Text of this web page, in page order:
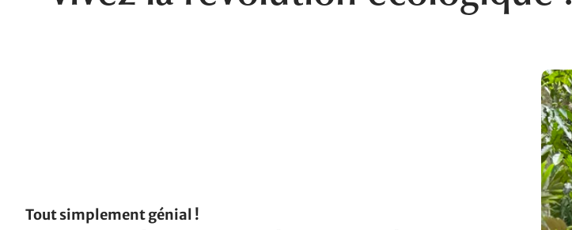
Tout simplement génial !